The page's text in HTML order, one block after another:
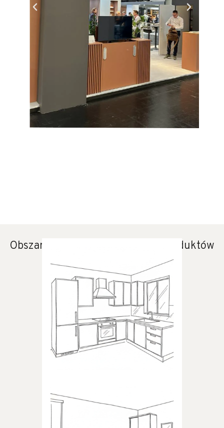
Obszary zastosowania naszych produktów
KUCHNIA
Produkty dedykowane do
kuchni